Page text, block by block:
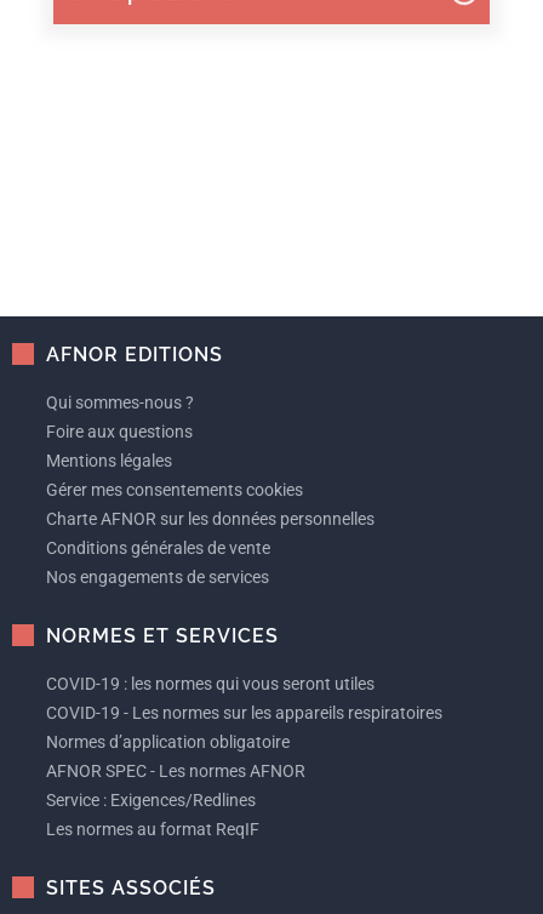
AFNOR EDITIONS
Qui sommes-nous ?
Foire aux questions
Mentions légales
Gérer mes consentements cookies
Charte AFNOR sur les données personnelles
Conditions générales de vente
Nos engagements de services
NORMES ET SERVICES
COVID-19 : les normes qui vous seront utiles
COVID-19 - Les normes sur les appareils respiratoires
Normes d’application obligatoire
AFNOR SPEC - Les normes AFNOR
Service : Exigences/Redlines
Les normes au format ReqIF
SITES ASSOCIÉS